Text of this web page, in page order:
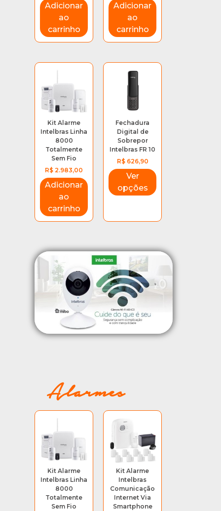
Adicionar
ao
carrinho
Adicionar
ao
carrinho
Kit Alarme
Intelbras Linha
8000
Totalmente
Sem Fio
R$ 2.983,00
Adicionar
ao
carrinho
Fechadura
Digital de
Sobrepor
Intelbras FR 10
R$626,90
Ver
opções
Alarmes
Kit Alarme
Intelbras Linha
8000
Totalmente
Sem Fio
Kit Alarme
Intelbras
Comunicação
Internet Via
Smartphone